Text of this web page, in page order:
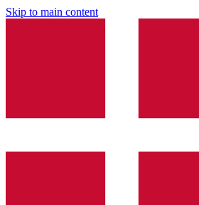
Skip to main content